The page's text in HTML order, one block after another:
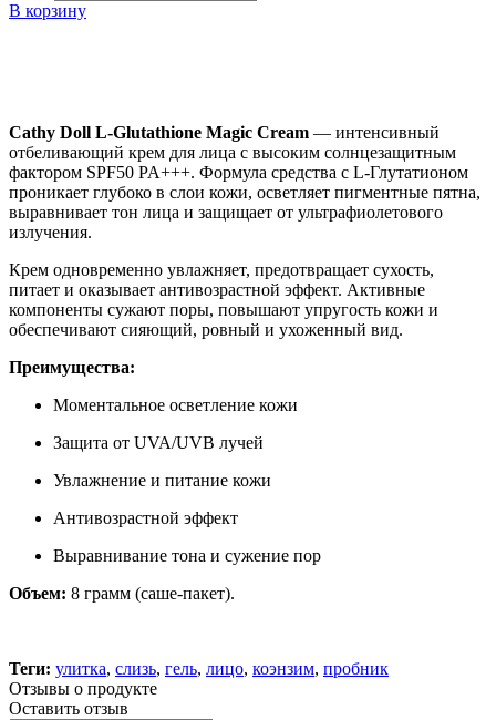
В корзину
Cathy Doll L-Glutathione Magic Cream — интенсивный
отбеливающий крем для лица с высоким солнцезащитным
фактором SPF50 PA+++. Формула средства с L-Глутатионом
проникает глубоко в слои кожи, осветляет пигментные пятна,
выравнивает тон лица и защищает от ультрафиолетового
излучения.
Крем одновременно увлажняет, предотвращает сухость,
питает и оказывает антивозрастной эффект. Активные
компоненты сужают поры, повышают упругость кожи и
обеспечивают сияющий, ровный и ухоженный вид.
Преимущества:
Моментальное осветление кожи
Защита от UVA/UVB лучей
Увлажнение и питание кожи
Антивозрастной эффект
Выравнивание тона и сужение пор
Объем: 8 грамм (саше-пакет).
Теги: улитка, слизь, гель, лицо, коэнзим, пробник
Отзывы о продукте
Оставить отзыв